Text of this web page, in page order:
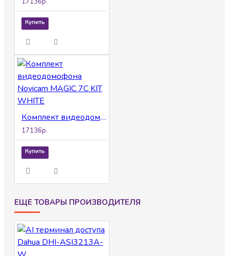
Купить
Комплект видеодомофона Novicam MAGIC 7C KIT WHITE
17136р.
Купить
ЕЩЕ ТОВАРЫ ПРОИЗВОДИТЕЛЯ